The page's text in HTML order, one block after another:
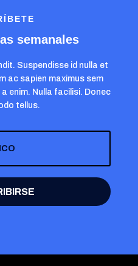
semanales
Suspendisse id nulla et
ac sapien maximus sem
enim. Nulla facilisi. Donec
tellus.